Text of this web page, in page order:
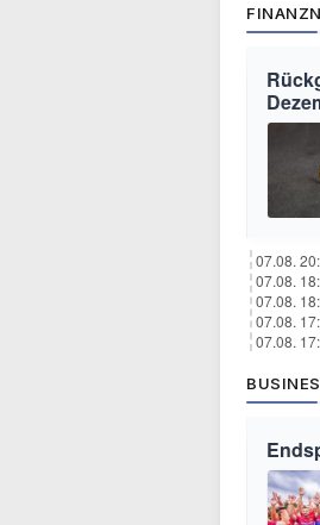
07.08.
07.08.
07.08.
07.08.
07.08.